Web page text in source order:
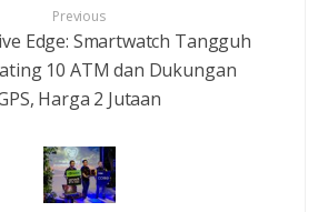
Previous
Edge: Smartwatch Tangguh
10 ATM dan Dukungan
Harga 2 Jutaan